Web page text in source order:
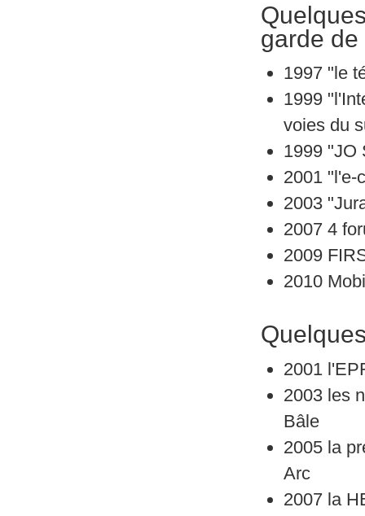
garde
1997 "le
1999
voies du
1999 "JO
2001 "l'e-
2003
2007 4
2009
2010
2001
2003 les
Bâle
2005 la
Arc
2007 la